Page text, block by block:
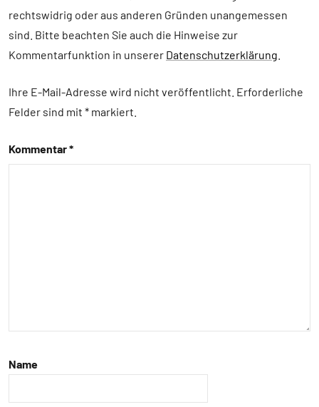
Alle
Tiergruppen
Erfahrungen
Forschung
aktuell
rechtswidrig oder aus anderen Gründen unangemessen
sind. Bitte beachten Sie auch die Hinweise zur
Kommentarfunktion in unserer Datenschutzerklärung
Ihre E-Mail-Adresse wird nicht veröffentlicht. Erforderliche
Felder sind mit * markiert
Kommentar*
Name